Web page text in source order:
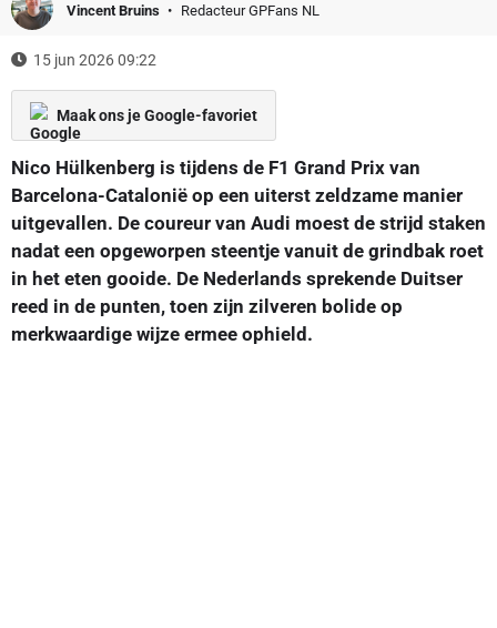
Vincent Bruins Redacteur GPFans NL
15 jun 2026 09:22
Maak ons je Google-favoriet
Nico Hülkenberg is tijdens de F1 Grand Prix van
Barcelona-Catalonië op een uiterst zeldzame manier
uitgevallen. De coureur van Audi moest de strijd staken
nadat een opgeworpen steentje vanuit de grindbak roet
in het eten gooide. De Nederlands sprekende Duitser
reed in de punten, toen zijn zilveren bolide op
merkwaardige wijze ermee ophield.